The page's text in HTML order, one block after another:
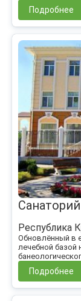
Подробнее
Республика
Обновлённый в
лечебной базой
Подробнее